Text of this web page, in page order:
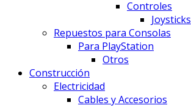
Controles
Joysticks
Repuestos para Consolas
Para PlayStation
Otros
Construcción
Electricidad
Cables y Accesorios